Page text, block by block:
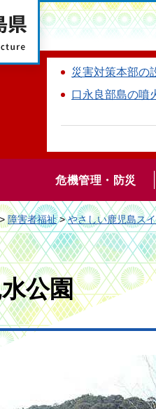
災害対策本部の
口永良部島の噴
危機管理・防災
障害者福祉>やさしい鹿児島ス
公園